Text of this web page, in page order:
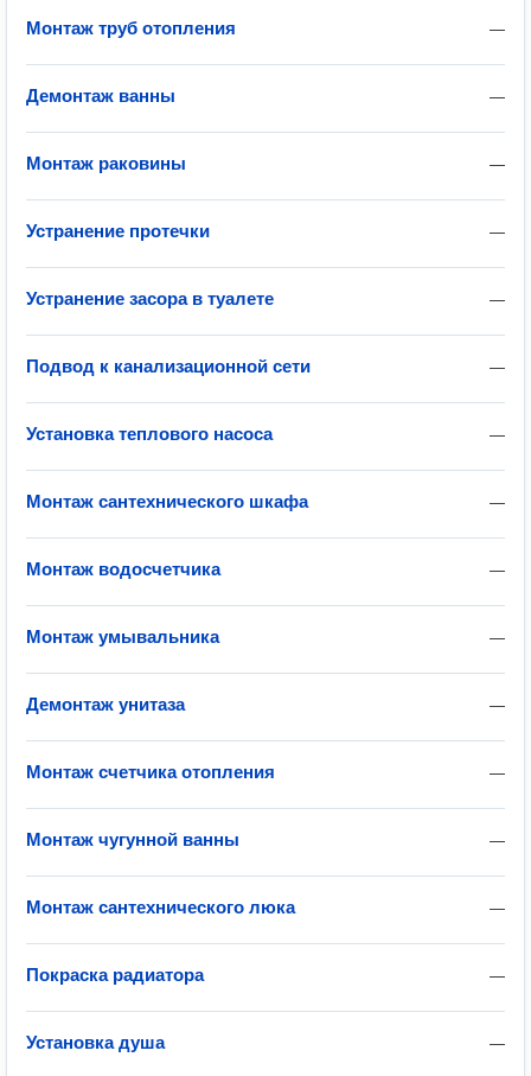
—
Монтаж труб отопления
—
Демонтаж ванны
—
Монтаж раковины
—
Устранение протечки
—
Устранение засора в туалете
—
Подвод к канализационной сети
—
Установка теплового насоса
—
Монтаж сантехнического шкафа
—
Монтаж водосчетчика
—
Монтаж умывальника
—
Демонтаж унитаза
—
Монтаж счетчика отопления
—
Монтаж чугунной ванны
—
Монтаж сантехнического люка
—
Покраска радиатора
—
Установка душа